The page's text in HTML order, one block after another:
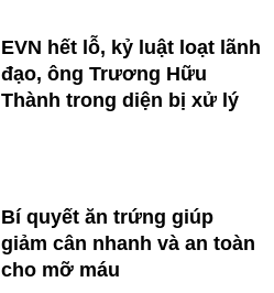
EVN hết lỗ, kỷ luật loạt lãnh
đạo, ông Trương Hữu
Thành trong diện bị xử lý
Bí quyết ăn trứng giúp
giảm cân nhanh và an toàn
cho mỡ máu